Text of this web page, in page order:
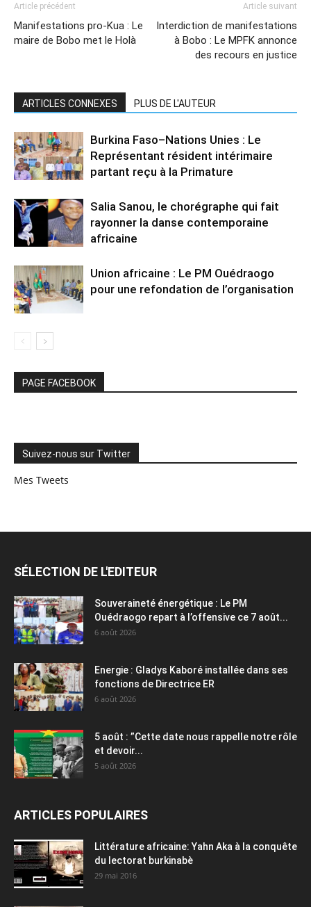
Article précédent
Manifestations pro-Kua : Le
maire de Bobo met le Holà
Article suivant
Interdiction de manifestations
à Bobo : Le MPFK annonce
des recours en justice
ARTICLES CONNEXES PLUS DE L'AUTEUR
Burkina Faso–Nations Unies : Le
Représentant résident intérimaire
partant reçu à la Primature
Salia Sanou, le chorégraphe qui fait
rayonner la danse contemporaine
africaine
Union africaine : Le PM Ouédraogo
pour une refondation de l’organisation
PAGE FACEBOOK
Suivez-nous sur Twitter
Mes Tweets
SÉLECTION DE L'EDITEUR
Souveraineté énergétique : Le PM
Ouédraogo repart à l’offensive ce 7 août...
6 août 2026
Energie : Gladys Kaboré installée dans ses
fonctions de Directrice ER
6 août 2026
5 août : ”Cette date nous rappelle notre rôle
et devoir...
5 août 2026
ARTICLES POPULAIRES
Littérature africaine: Yahn Aka à la conquête
du lectorat burkinabè
29 mai 2016